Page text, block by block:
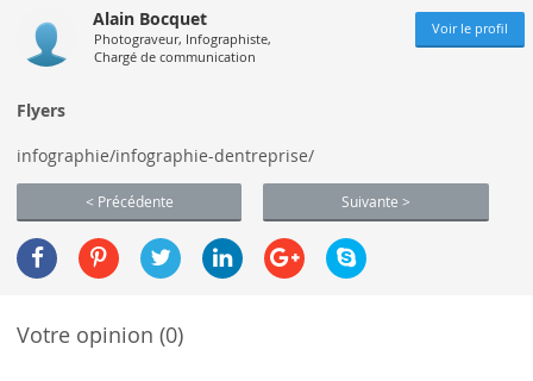
Alain Bocquet
Photograveur, Infographiste,
Chargé de communication
Voir le profil
Flyers
infographie/infographie-dentreprise/
< Précédente Suivante >
Votre opinion (0)